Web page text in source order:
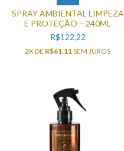
SPRAY AMBIENTAL LIMPEZA
E PROTEÇÃO – 240ML
R$122,22
2X DE R$61,11 SEM JUROS